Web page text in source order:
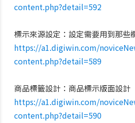
content.php?detail=592
標示來源設定： 設定需要用到那些
https://a1.digiwin.com/
content.php?detail=589
商品標籤設計：商品標示版面設計
https://a1.digiwin.com/
content.php?detail=590